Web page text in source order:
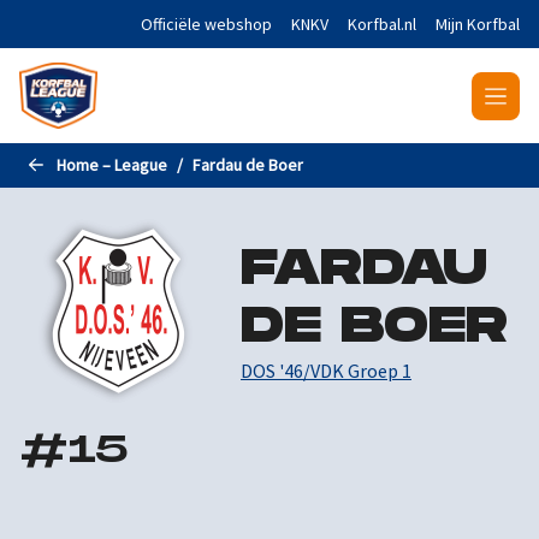
Naar de hoofdinhoud gaanOfficiële webshop KNKV Korfbal.nl Mijn Korfbal
Home – League Fardau de Boer
FARDAU
DE BOER
DOS '46/VDK Groep 1
#15